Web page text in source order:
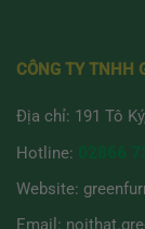
CÔNG TY TNHH
Địa chỉ: 191 Tô
Hotline:
Website:
Email: